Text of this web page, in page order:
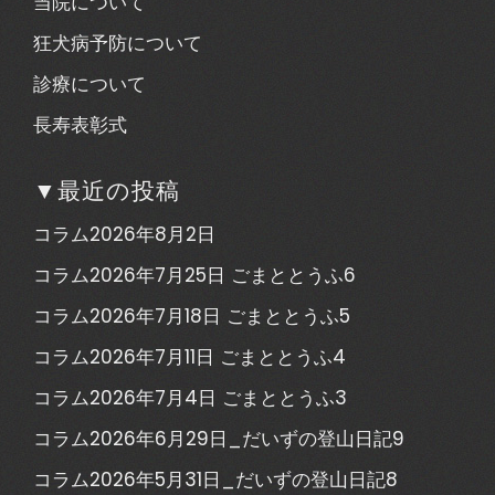
狂犬病予防について
診療について
長寿表彰式
▼最近の投稿
コラム2026年8月2日
コラム2026年7月25日 ごまととうふ6
コラム2026年7月18日 ごまととうふ5
コラム2026年7月11日 ごまととうふ4
コラム2026年7月4日 ごまととうふ3
コラム2026年6月29日_だいずの登山日記9
コラム2026年5月31日_だいずの登山日記8